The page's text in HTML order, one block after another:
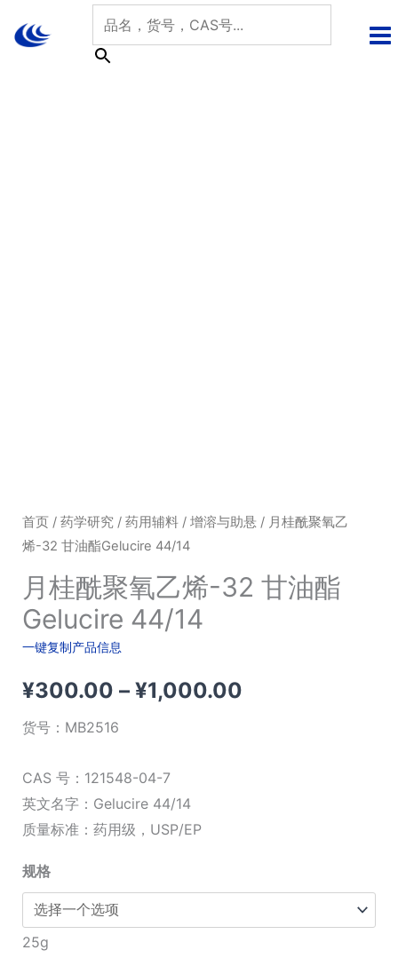
首页/ 药学研究/ 药用辅料/ 增溶与助悬 / 月桂酰聚氧乙
烯-32 甘油酯Gelucire 44/14
月桂酰聚氧乙烯-32 甘油酯
Gelucire 44/14
一键复制产品信息
¥300.00 – ¥1,000.00价
¥1,000.00
货号： MB2516
CAS 号：121548-04-7
英文名字：Gelucire 44/14
质量标准：药用级，USP/EP
规格
25g